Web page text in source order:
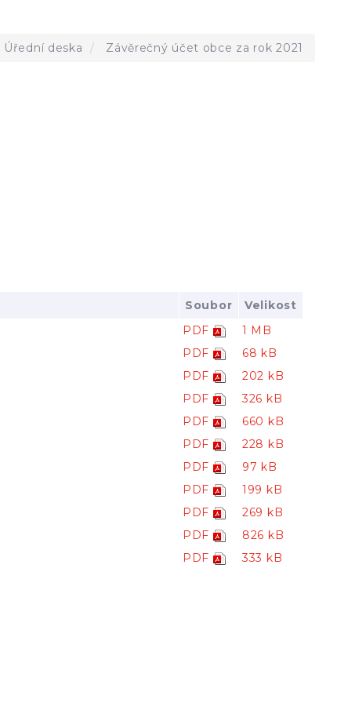
Úřední deska Závěrečný účet obce za rok 2021
Soubor
Velikost
PDF
1 MB
PDF
68 kB
PDF
202 kB
PDF
326 kB
PDF
660 kB
PDF
228 kB
PDF
97 kB
PDF
199 kB
PDF
269 kB
PDF
826 kB
PDF 333 kB